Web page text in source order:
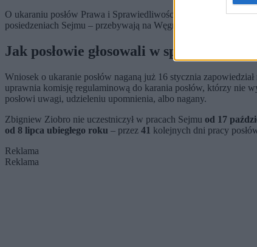
O ukaraniu posłów Prawa i Sprawiedliwości zdecydowali we
posiedzeniach Sejmu – przebywają na Węgrzech, gdzie
Jak posłowie głosowali w sprawie
Wniosek o ukaranie posłów naganą już 16 stycznia zapowiedział
uprawnia komisję regulaminową do karania posłów, którzy
posłowi uwagi, udzieleniu upomnienia, albo nagany.
Zbigniew Ziobro nie uczestniczył w pracach Sejmu od 17
od 8 lipca ubiegłego roku – przez 41 kolejnych dni pracy
Reklama
Reklama